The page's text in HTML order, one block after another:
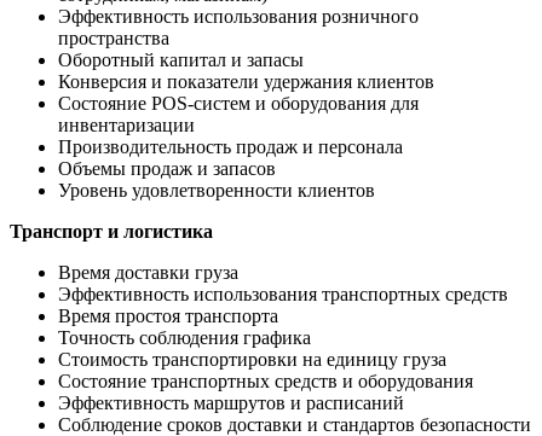
Эффективность использования розничного
пространства
Оборотный капитал и запасы
Конверсия и показатели удержания клиентов
Состояние POS-систем и оборудования для
инвентаризации
Производительность продаж и персонала
Объемы продаж и запасов
Уровень удовлетворенности клиентов
Транспорт и логистика
Время доставки груза
Эффективность использования транспортных средств
Время простоя транспорта
Точность соблюдения графика
Стоимость транспортировки на единицу груза
Состояние транспортных средств и оборудования
Эффективность маршрутов и расписаний
Соблюдение сроков доставки и стандартов безопасности